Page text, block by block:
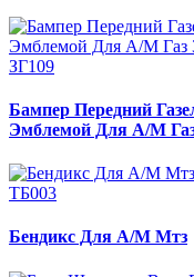
ЗГ109
Бампер Передний
Эмблемой Для А/М Газ
ТБ003
Бендикс Для А/М Мтз